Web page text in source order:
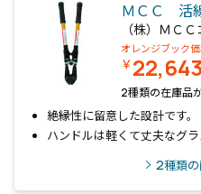
ＭＣＣ 活
（株）ＭＣ
オレンジブック
￥
2種類の在庫品
絶縁性に留意した設計です。
ハンドルは軽くて丈夫なグラ
2種類